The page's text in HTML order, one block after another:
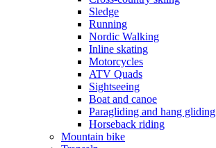
Sledge
Running
Nordic Walking
Inline skating
Motorcycles
ATV Quads
Sightseeing
Boat and canoe
Paragliding and hang gliding
Horseback riding
Mountain bike